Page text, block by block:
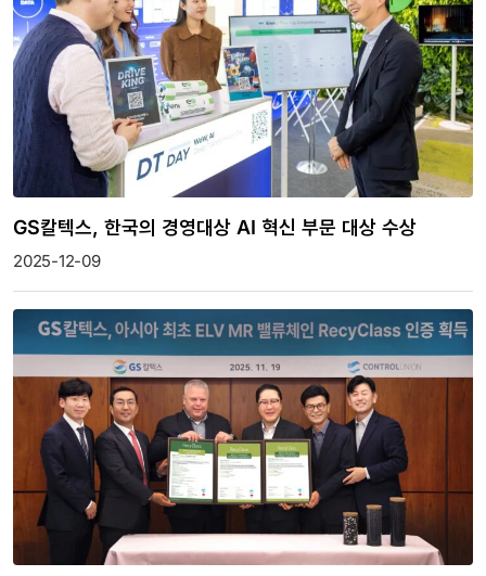
GS칼텍스, 한국의 경영대상 AI 혁신 부문 대상 수상
2025-12-09